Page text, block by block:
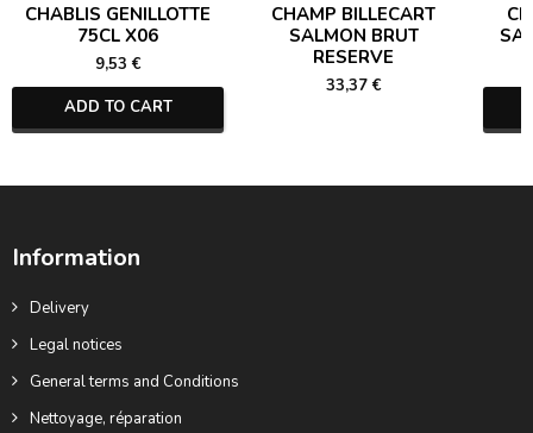
CHABLIS GENILLOTTE
75CL X06
9,53 €
ADD TO CART
CHAMP BILLECART
SALMON BRUT
RESERVE
33,37 €
Information
Delivery
Legal notices
General terms and Conditions
Nettoyage, réparation